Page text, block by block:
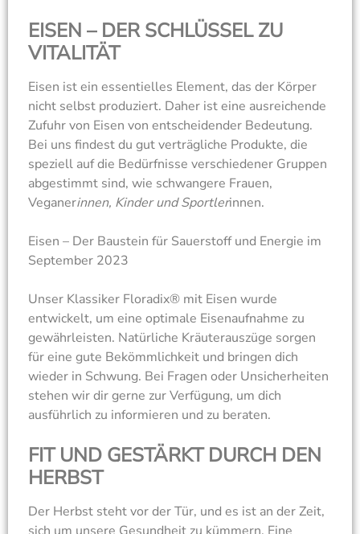
EISEN – DER SCHLÜSSEL ZU
VITALITÄT
Eisen ist ein essentielles Element, das der Körper
nicht selbst produziert. Daher ist eine ausreichende
Zufuhr von Eisen von entscheidender Bedeutung.
Bei uns findest du gut verträgliche Produkte, die
speziell auf die Bedürfnisse verschiedener Gruppen
abgestimmt sind, wie schwangere Frauen,
Veganerinnen, Kinder und Sportlerinnen.
Eisen – Der Baustein für Sauerstoff und Energie im
September 2023
Unser Klassiker Floradix® mit Eisen wurde
entwickelt, um eine optimale Eisenaufnahme zu
gewährleisten. Natürliche Kräuterauszüge sorgen
für eine gute Bekömmlichkeit und bringen dich
wieder in Schwung. Bei Fragen oder Unsicherheiten
stehen wir dir gerne zur Verfügung, um dich
ausführlich zu informieren und zu beraten.
FIT UND GESTÄRKT DURCH DEN
HERBST
Der Herbst steht vor der Tür, und es ist an der Zeit,
sich um unsere Gesundheit zu kümmern. Eine